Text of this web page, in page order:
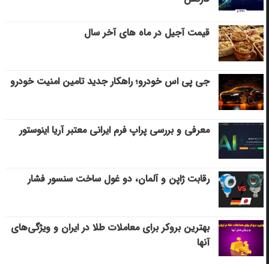
قیمت آجیل در ماه های آخر سال
جی پی اس خودرو؛ راهکار جدید تامین امنیت خودرو
معرفی و بررسی پراپ فرم ایرانی معتبر آریا اینوستور
رقابت ژاپن و آلمان، دو غول ساخت سنسور فشار
بهترین بروکر برای معاملات طلا در ایران و ویژگی‌های
آنها